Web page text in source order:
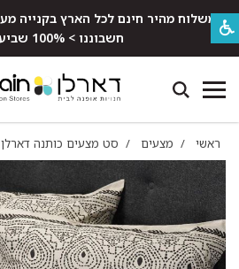
חשבוננו > 100% שביעות רצון
ראשי / מצעים / סט מצעים כותנה דארלן